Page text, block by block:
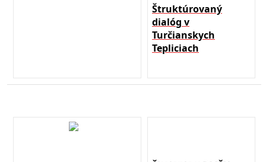
Štruktúrovaný
dialóg v
Turčianskych
Tepliciach